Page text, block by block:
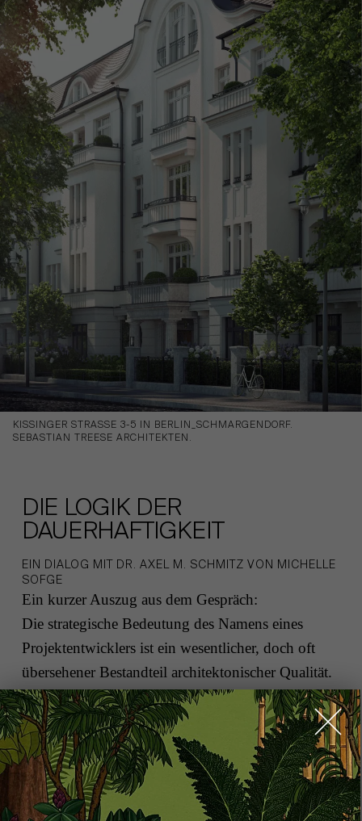
KISSINGER STRASSE 3-5 IN BERLIN_SCHMARGENDORF.
SEBASTIAN TREESE ARCHITEKTEN.
DIE LOGIK DER
DAUERHAFTIGKEIT
EIN DIALOG MIT DR. AXEL M. SCHMITZ VON MICHELLE
SOFGE
Ein kurzer Auszug aus dem Gespräch:
Die strategische Bedeutung des Namens eines
Projektentwicklers ist ein wesentlicher, doch oft
übersehener Bestandteil architektonischer Qualität.
In einem offenen Austausch reflektiert die fünfte
Generation der Familienführung über Tradition,
Risiko und die Geduld, die es braucht, um für ein
Jahrhundert zu bauen.
Ihr Unternehmen hat Wurzeln, die bis ins Jahr
1864 zurückreichen. Wie haben Tradition und